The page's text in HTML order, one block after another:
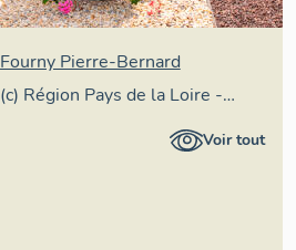
Fourny Pierre-Bernard
(c) Région Pays de la Loire -
Voir tout